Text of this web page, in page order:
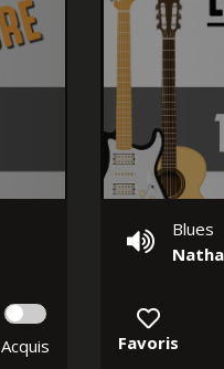
Acquis
Blues
Favoris